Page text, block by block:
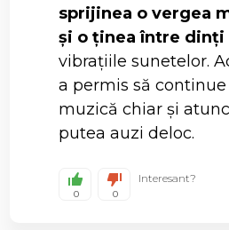
sprijinea o vergea
și o ținea între dinți
vibrațiile sunetelor.
a permis să continue
muzică chiar și
putea auzi deloc.
0 0
Interesant?